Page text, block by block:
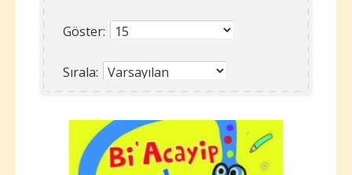
Göster:
Sırala: